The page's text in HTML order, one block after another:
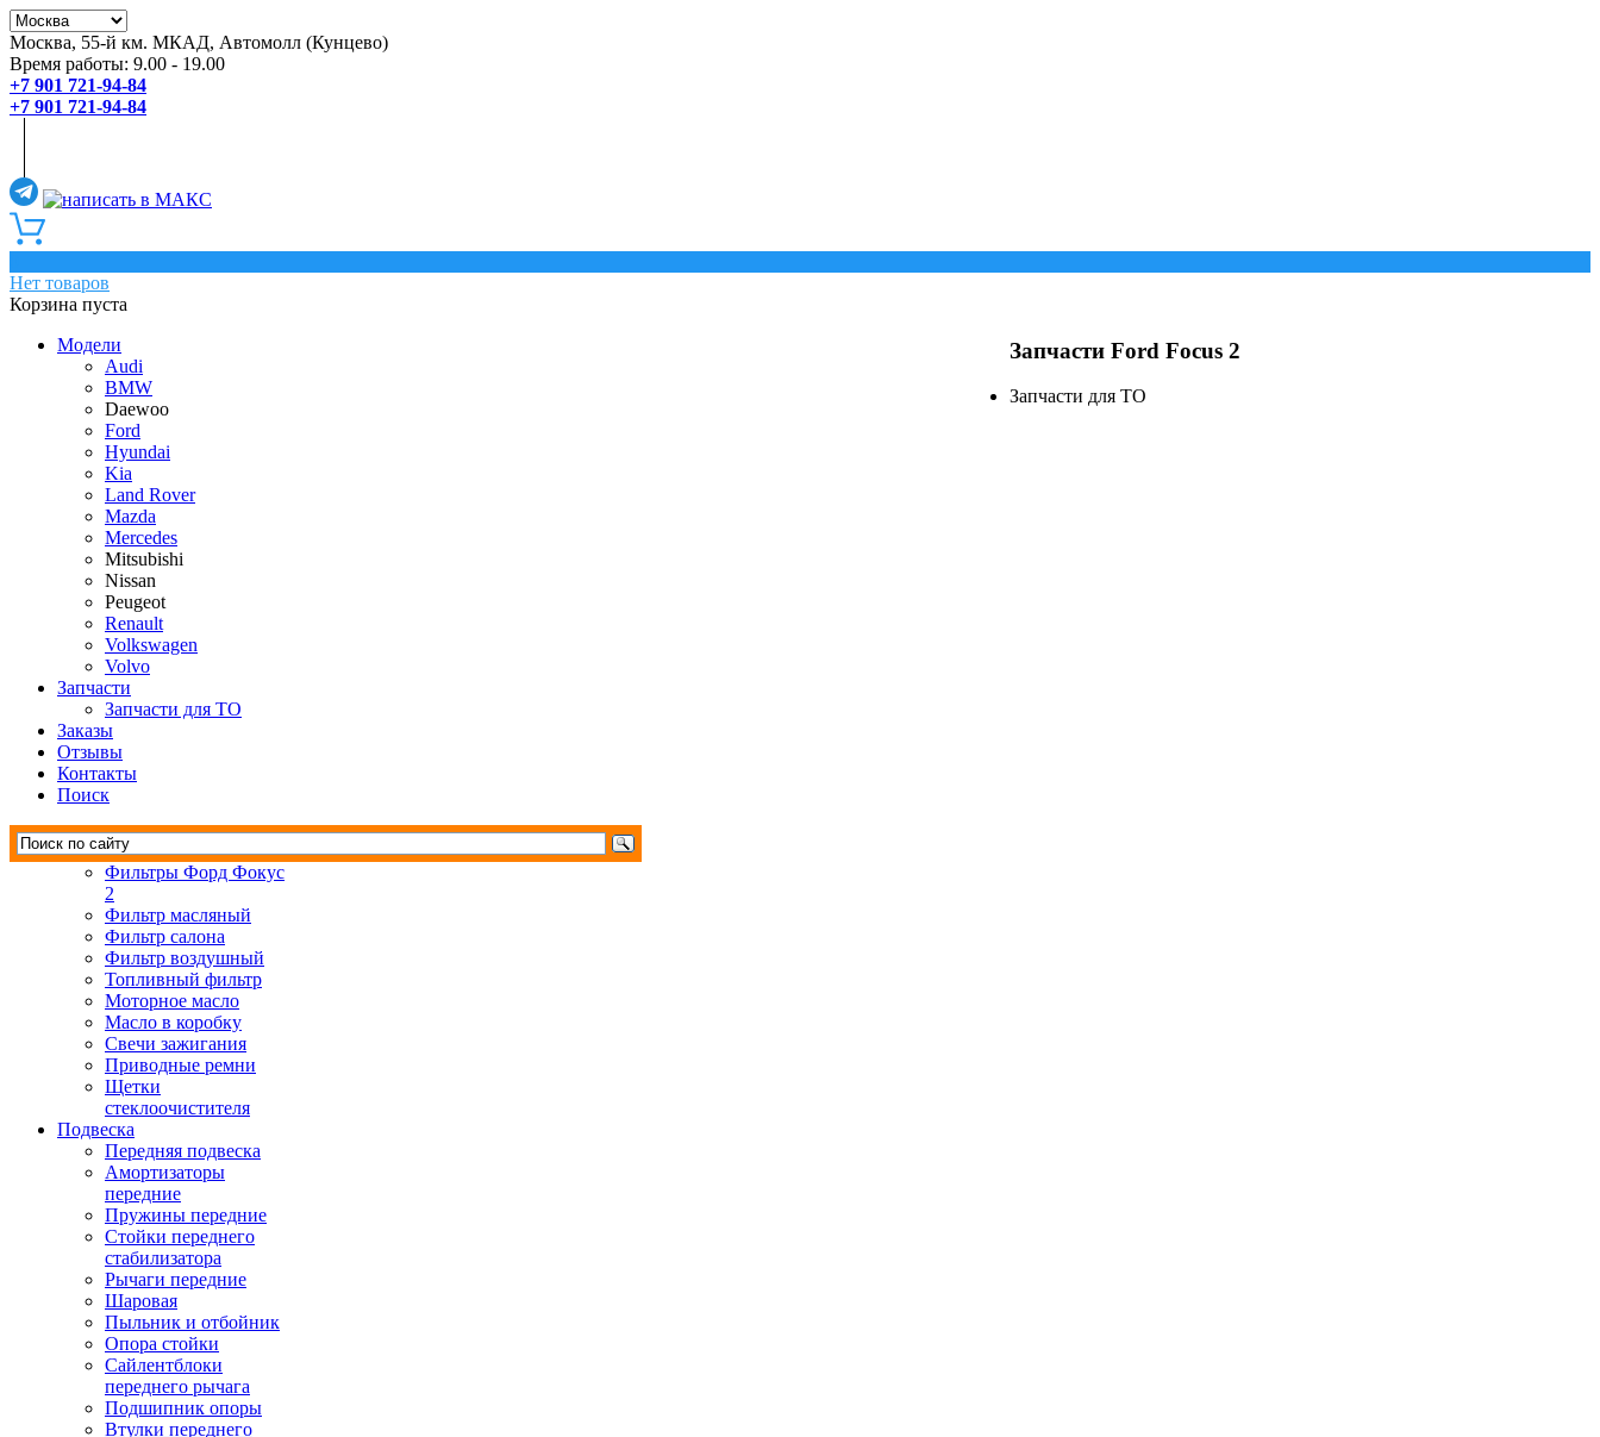
Москва, 55-й км. МКАД, Автомолл (Кунцево)
Время работы: 9.00 - 19.00
+7 901 721-94-84
+7 901 721-94-84
Нет товаров
Корзина пуста
Модели
Audi
BMW
Daewoo
Ford
Hyundai
Kia
Land Rover
Mazda
Mercedes
Mitsubishi
Nissan
Peugeot
Renault
Volkswagen
Volvo
Запчасти
Запчасти для ТО
Заказы
Отзывы
Контакты
Поиск
Запчасти Ford Focus 2
Запчасти для ТО
Фильтры Форд Фокус
2
Фильтр масляный
Фильтр салона
Фильтр воздушный
Топливный фильтр
Моторное масло
Масло в коробку
Свечи зажигания
Приводные ремни
Щетки
стеклоочистителя
Подвеска
Передняя подвеска
Амортизаторы
передние
Пружины передние
Стойки переднего
стабилизатора
Рычаги передние
Шаровая
Пыльник и отбойник
Опора стойки
Сайлентблоки
переднего рычага
Подшипник опоры
Втулки переднего